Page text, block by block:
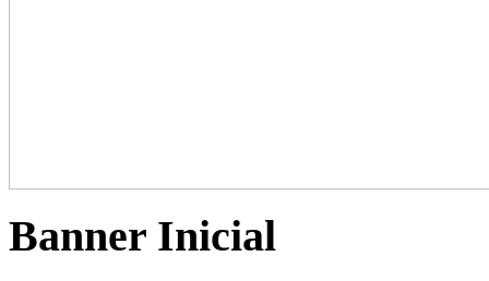
Banner Inicial